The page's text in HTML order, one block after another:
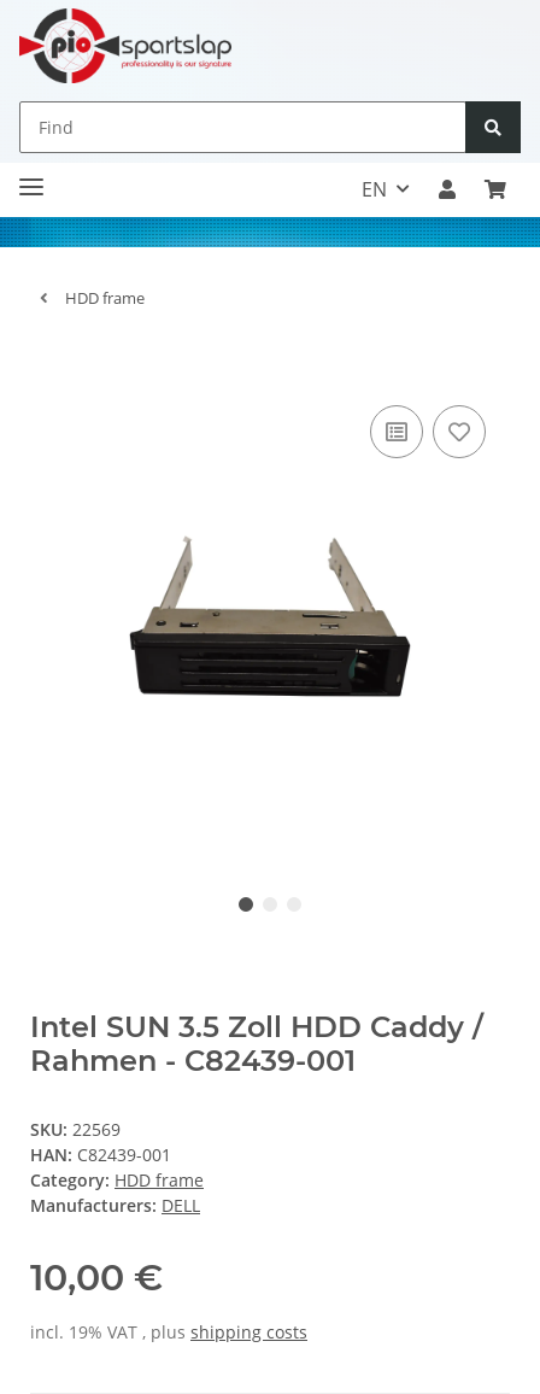
EN
HDD frame
Intel SUN 3.5 Zoll HDD Caddy /
Rahmen - C82439-001
SKU: 22569
HAN: C82439-001
Category: HDD frame
Manufacturers: DELL
10,00 €
incl. 19% VAT , plus shipping costs